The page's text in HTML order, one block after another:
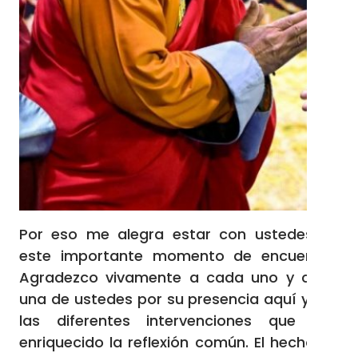
Por eso me alegra estar con ustedes en
este importante momento de encuentro.
Agradezco vivamente a cada uno y cada
una de ustedes por su presencia aquí y por
las diferentes intervenciones que han
enriquecido la reflexión común. El hecho de